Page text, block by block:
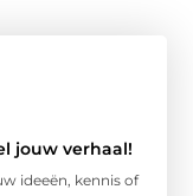
jouw verhaal!
ideeën, kennis of